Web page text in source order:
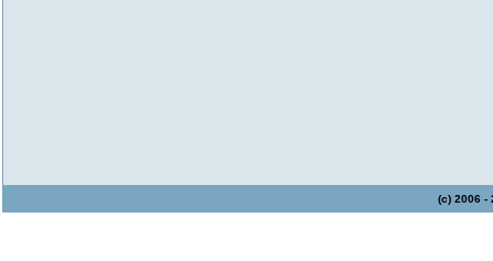
(c) 2006 -